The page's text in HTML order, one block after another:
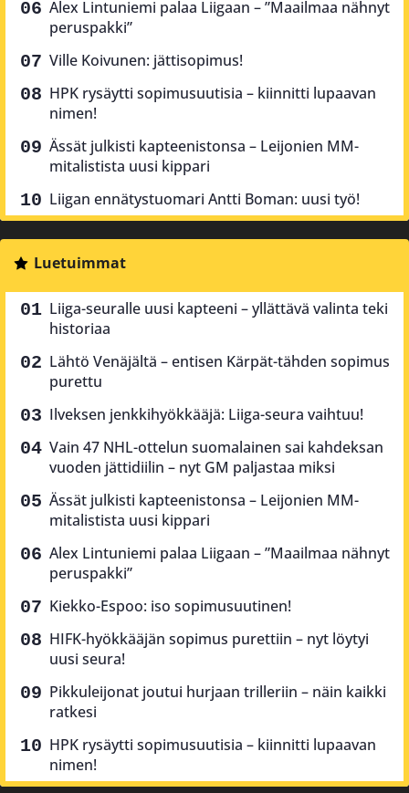
Alex Lintuniemi palaa Liigaan – ”Maailmaa nähnyt
peruspakki”
Ville Koivunen: jättisopimus!
HPK rysäytti sopimusuutisia – kiinnitti lupaavan
nimen!
Ässät julkisti kapteenistonsa – Leijonien MM-
mitalistista uusi kippari
Liigan ennätystuomari Antti Boman: uusi työ!
Luetuimmat
Liiga-seuralle uusi kapteeni – yllättävä valinta teki
historiaa
Lähtö Venäjältä – entisen Kärpät-tähden sopimus
purettu
Ilveksen jenkkihyökkääjä: Liiga-seura vaihtuu!
Vain 47 NHL-ottelun suomalainen sai kahdeksan
vuoden jättidiilin – nyt GM paljastaa miksi
Ässät julkisti kapteenistonsa – Leijonien MM-
mitalistista uusi kippari
Alex Lintuniemi palaa Liigaan – ”Maailmaa nähnyt
peruspakki”
Kiekko-Espoo: iso sopimusuutinen!
HIFK-hyökkääjän sopimus purettiin – nyt löytyi
uusi seura!
Pikkuleijonat joutui hurjaan trilleriin – näin kaikki
ratkesi
HPK rysäytti sopimusuutisia – kiinnitti lupaavan
nimen!